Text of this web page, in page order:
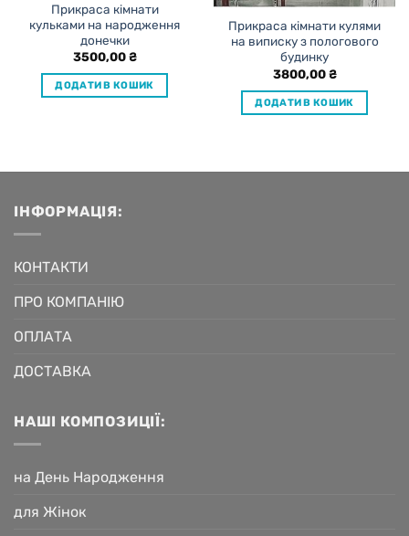
Прикраса кімнати
кульками на народження
донечки
3500,00₴
ДОДАТИ В КОШИК
Прикраса кімнати кулями
на виписку з пологового
будинку
3800,00₴
ДОДАТИ В КОШИК
ІНФОРМАЦІЯ:
КОНТАКТИ
ПРО КОМПАНІЮ
ОПЛАТА
ДОСТАВКА
НАШІ КОМПОЗИЦІЇ:
на День Народження
для Жінок